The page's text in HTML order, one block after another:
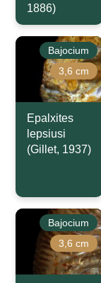
1886)
Bajocium
3,6 cm
Epalxites
lepsiusi
(Gillet, 1937)
Bajocium
3,6 cm